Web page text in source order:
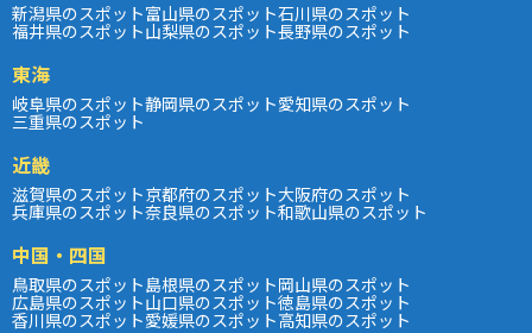
新潟県のスポット富山県のスポット石川県のスポット
福井県のスポット山梨県のスポット長野県のスポット
東海
岐阜県のスポット静岡県のスポット愛知県のスポット
三重県のスポット
近畿
滋賀県のスポット京都府のスポット大阪府のスポット
兵庫県のスポット奈良県のスポット和歌山県のスポット
中国・四国
鳥取県のスポット島根県のスポット岡山県のスポット
広島県のスポット山口県のスポット徳島県のスポット
香川県のスポット愛媛県のスポット高知県のスポット